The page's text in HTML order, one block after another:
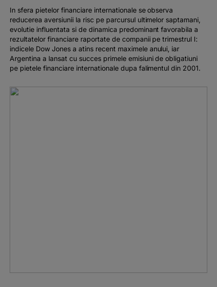
In sfera pietelor financiare internationale se observa
reducerea aversiunii la risc pe parcursul ultimelor saptamani,
evolutie influentata si de dinamica predominant favorabila a
rezultatelor financiare raportate de companii pe trimestrul I:
indicele Dow Jones a atins recent maximele anului, iar
Argentina a lansat cu succes primele emisiuni de obligatiuni
pe pietele financiare internationale dupa falimentul din 2001.